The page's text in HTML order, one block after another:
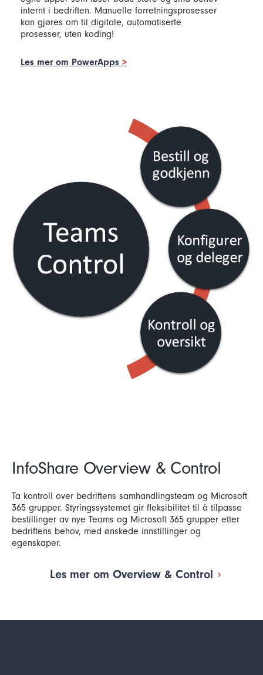
internt i bedriften. Manuelle forretningsprosesser
kan gjøres om til digitale, automatiserte
prosesser, uten koding!
Les mer om PowerApps
InfoShare Overview & Control
Ta kontroll over bedriftens samhandlingsteam og Microsoft
365 grupper. Styringssystemet gir fleksibilitet til å tilpasse
bestillinger av nye Teams og Microsoft 365 grupper etter
bedriftens behov, med ønskede innstillinger og
egenskaper.
Les mer om Overview & Control